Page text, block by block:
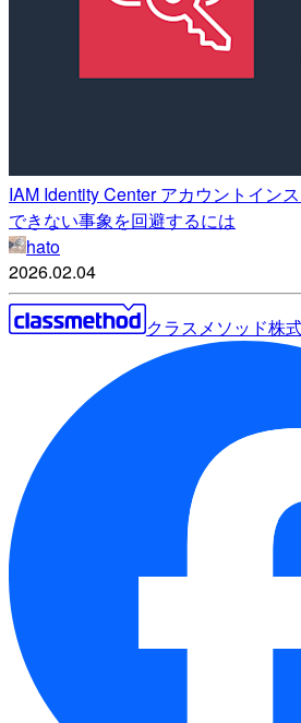
IAM Identity Center アカウントイン
できない事象を回避するには
hato
2026.02.04
クラスメソッド株